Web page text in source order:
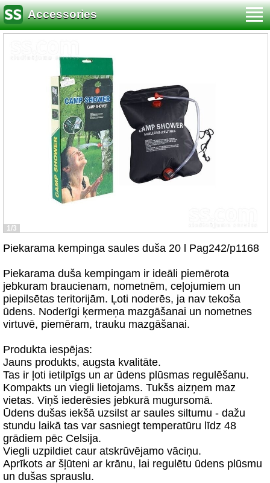
Accessories
1/3
Piekarama kempinga saules duša 20 l Pag242/p1168
Piekarama duša kempingam ir ideāli piemērota
jebkuram braucienam, nometnēm, ceļojumiem un
piepilsētas teritorijām. Ļoti noderēs, ja nav tekoša
ūdens. Noderīgi ķermeņa mazgāšanai un nometnes
virtuvē, piemēram, trauku mazgāšanai.
Produkta iespējas:
Jauns produkts, augsta kvalitāte.
Tas ir ļoti ietilpīgs un ar ūdens plūsmas regulēšanu.
Kompakts un viegli lietojams. Tukšs aizņem maz
vietas. Viņš iederēsies jebkurā mugursomā.
Ūdens dušas iekšā uzsilst ar saules siltumu - dažu
stundu laikā tas var sasniegt temperatūru līdz 48
grādiem pēc Celsija.
Viegli uzpildiet caur atskrūvējamo vāciņu.
Aprīkots ar šļūteni ar krānu, lai regulētu ūdens plūsmu
un dušas sprauslu.